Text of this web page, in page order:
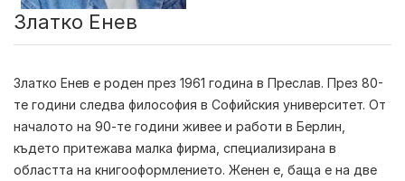
Златко Енев
Златко Енев е роден през 1961 година в Преслав. През 80-
те години следва философия в Софийския университет. От
началото на 90-те години живее и работи в Берлин,
където притежава малка фирма, специализирана в
областта на книгооформлението. Женен е, баща е на две